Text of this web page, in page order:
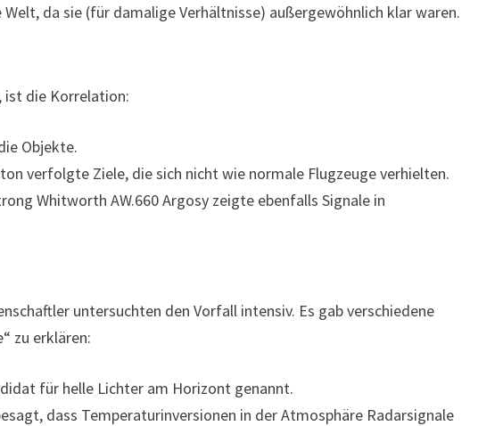
da sie (für damalige Verhältnisse) außergewöhnlich klar waren.
ist die Korrelation:
Objekte.
verfolgte Ziele, die sich nicht wie normale Flugzeuge verhielten.
Whitworth AW.660 Argosy zeigte ebenfalls Signale in
untersuchten den Vorfall intensiv. Es gab verschiedene
zu erklären:
für helle Lichter am Horizont genannt.
dass Temperaturinversionen in der Atmosphäre Radarsignale